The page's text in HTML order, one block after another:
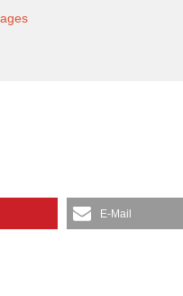
E-Mail